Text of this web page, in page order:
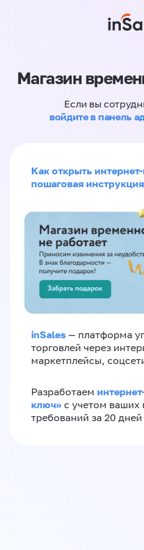
Магазин
Если вы
войдите в панель
Как открыть
пошаговая инструкция
inSales — платформа
торговлей через
маркетплейсы,
Разработаем
ключ»‎ с учетом ваших
требований за 20 дней